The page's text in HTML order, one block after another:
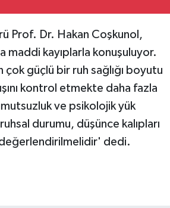
Prof. Dr. Hakan Coşkunol,
maddi kayıplarla konuşuluyor.
çok güçlü bir ruh sağlığı boyutu
kontrol etmekte daha fazla
ve psikolojik yük
durumu, düşünce kalıpları
dedi.